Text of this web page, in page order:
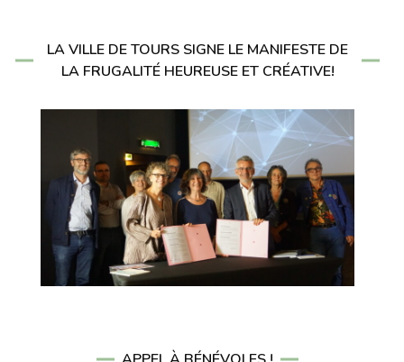
LA VILLE DE TOURS SIGNE LE MANIFESTE DE
LA FRUGALITÉ HEUREUSE ET CRÉATIVE!